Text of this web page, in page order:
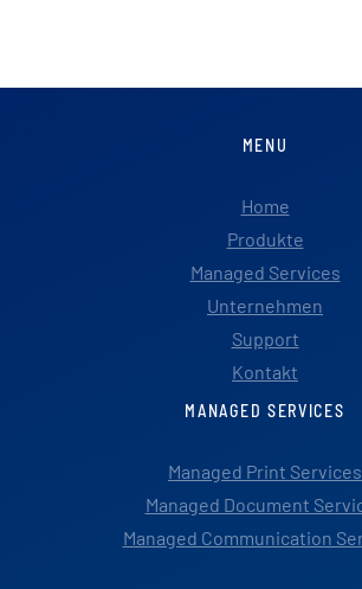
MENU
Home
Produkte
Managed Services
Unternehmen
Support
Kontakt
MANAGED SERVICES
Managed Print Services
Managed Document
Managed Communication